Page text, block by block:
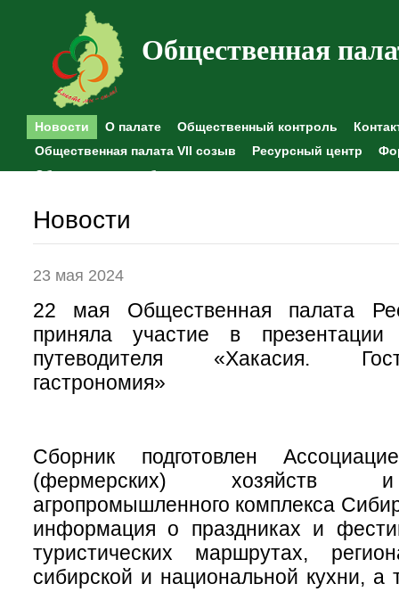
Общественная
Новости О палате Общественный контроль
Общественная палата VII созыв
Ресурсный центр
Общественные наблюдения
Новости
23 мая 2024
22 мая Общественная палата
приняла участие в презентации
путеводителя «Хакасия.
гастрономия»
Сборник подготовлен
(фермерских) хозяйств и
агропромышленного комплекса
информация о праздниках и
туристических маршрутах,
сибирской и национальной кухни,